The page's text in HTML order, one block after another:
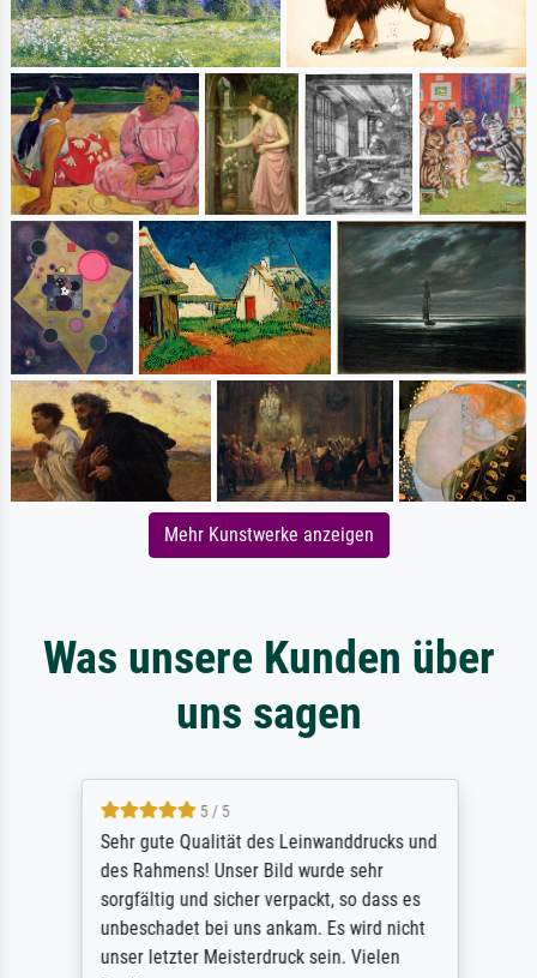
Mehr Kunstwerke anzeigen
Was unsere Kunden über
uns sagen
5 / 5
Sehr gute Qualität des Leinwanddrucks und
des Rahmens! Unser Bild wurde sehr
sorgfältig und sicher verpackt, so dass es
unbeschadet bei uns ankam. Es wird nicht
unser letzter Meisterdruck sein. Vielen